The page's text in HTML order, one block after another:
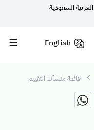
السعودية
English
قائمة منشآت التقييم